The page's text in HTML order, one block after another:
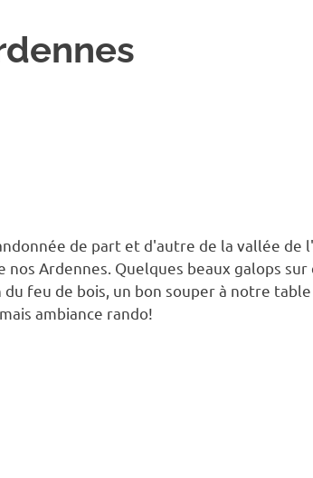
de part et d'autre de la vallée de
nos Ardennes. Quelques beaux galops
du feu de bois, un bon souper à notre
ambiance rando!